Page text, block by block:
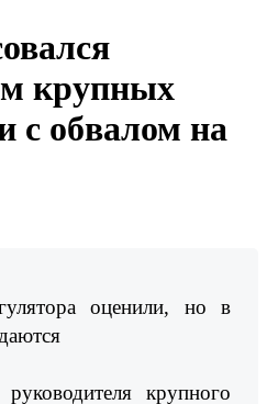
крупных
с обвалом на
оценили, но в
крупного